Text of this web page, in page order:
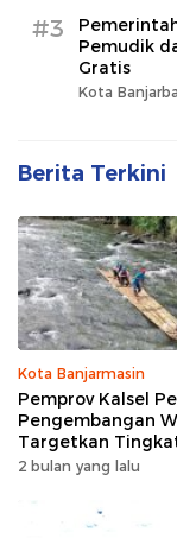
#3
Pemudik
Gratis
Kota
Berita Terkini
Kota Banjarmasin
Pemprov Kalsel
Pengembangan
Targetkan
Kunjungan Naik 5
2 bulan yang lalu